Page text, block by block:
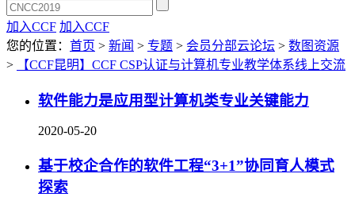
加入CCF 加入CCF
您的位置： 首页 > 新闻 > 专题 > 会员分部云论坛 > 数图资源
>
【CCF昆明】CCF CSP认证与计算机专业教学体系线上交流
软件能力是应用型计算机类专业关键能力
2020-05-20
基于校企合作的软件工程“3+1”协同育人模式
探索